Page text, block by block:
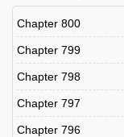
Chapter 800
Chapter 799
Chapter 798
Chapter 797
Chapter 796